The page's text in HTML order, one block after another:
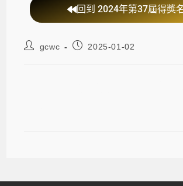
回到 2024年第37屆得獎
gcwc 2025-01-02